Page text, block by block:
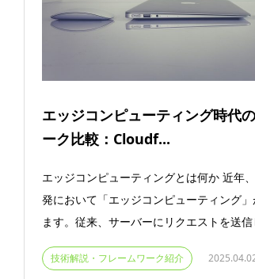
エッジコンピューティング時代
ーク比較：Cloudf...
エッジコンピューティングとは何か 近年
発において「エッジコンピューティング
ます。従来、サーバーにリクエストを送信
技術解説・フレームワーク紹介